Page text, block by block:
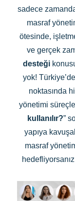
sadece
masraf
ötesinde,
ve gerçek
desteği
yok!
noktasında
yönetimi
kullanılır?”
yapıya
masraf